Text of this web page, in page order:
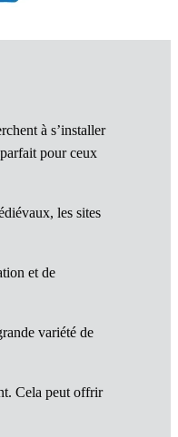
à s’installer
pour ceux
les sites
et de
variété de
Cela peut offrir